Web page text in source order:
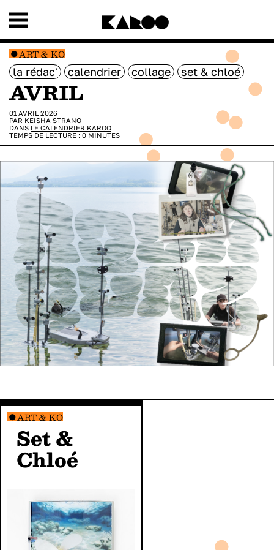
ART & KO
la rédac' calendrier collage set & chloé
AVRIL
01 AVRIL 2026
PAR KEISHA STRANO
DANS LE CALENDRIER KAROO
TEMPS DE LECTURE : 0 MINUTES
ART & KO
Set &
Chloé